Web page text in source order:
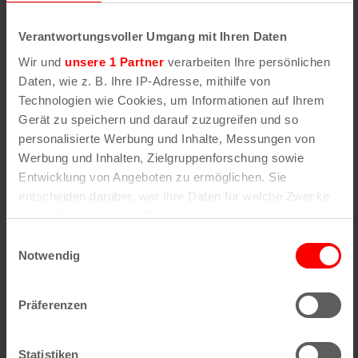
Verantwortungsvoller Umgang mit Ihren Daten
Wir und unsere 1 Partner verarbeiten Ihre persönlichen
Daten, wie z. B. Ihre IP-Adresse, mithilfe von
Technologien wie Cookies, um Informationen auf Ihrem
Gerät zu speichern und darauf zuzugreifen und so
personalisierte Werbung und Inhalte, Messungen von
Werbung und Inhalten, Zielgruppenforschung sowie
Entwicklung von Angeboten zu ermöglichen. Sie
entscheiden darüber, wer Ihre Daten für welche Zwecke
nutzt. Sie können Ihre Einwilligung jederzeit über die
Trigger Symbol ändern oder widerrufen
Informationen über Ihre geografische Lage
können
Notwendig
Präferenzen
Statistiken
Lime Garden
15. September | 20:00
LuxorLuxemburger Straße 40, Köln
29.45€
MI.
16 Isabel van Gelder – EU & UK TOUR 2026
22